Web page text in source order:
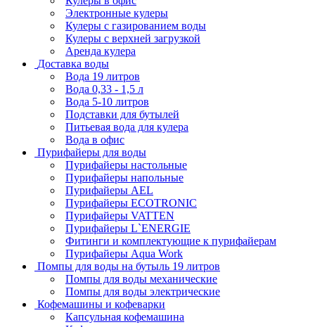
Электронные кулеры
Кулеры с газированием воды
Кулеры с верхней загрузкой
Аренда кулера
Доставка воды
Вода 19 литров
Вода 0,33 - 1,5 л
Вода 5-10 литров
Подставки для бутылей
Питьевая вода для кулера
Вода в офис
Пурифайеры для воды
Пурифайеры настольные
Пурифайеры напольные
Пурифайеры AEL
Пурифайеры ECOTRONIC
Пурифайеры VATTEN
Пурифайеры L`ENERGIE
Фитинги и комплектующие к пурифайерам
Пурифайеры Aqua Work
Помпы для воды на бутыль 19 литров
Помпы для воды механические
Помпы для воды электрические
Кофемашины и кофеварки
Капсульная кофемашина